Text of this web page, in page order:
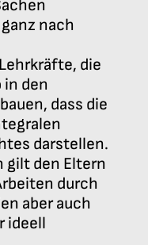
nach
die
in den
dass die
darstellen.
gilt den Eltern
durch
aber auch
ideell